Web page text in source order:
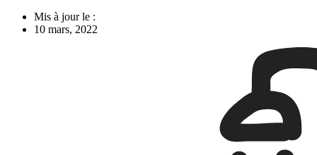
Mis à jour le :
10 mars, 2022